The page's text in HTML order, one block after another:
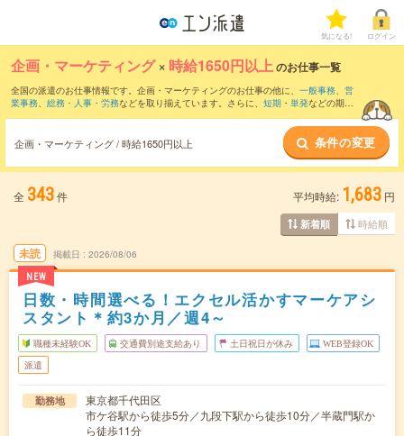
気になる! ログイン
企画・マーケティング × 時給1650円以上のお仕事一覧
全国の派遣のお仕事情報です。企画・マーケティングのお仕事の他に、 一般事務、 営
業事務、 総務・人事・労務などを取り揃えています。さらに、 短期 ・ 単発などの期間
企画・マーケティング / 時給1650円以上 条件の変更
全 343件 平均時給: 1,683 円
新着順 時給順
未読
NEW
掲載日 2026/08/06
日数・時間選べる！エクセル活かすマーケアシ
スタント＊約3か月／週4～
職種未経験OK 交通費別途支給あり 土日祝日が休み WEB登録OK
派遣
勤務地
東京都千代田区
市ケ谷駅から徒歩5分／九段下駅から徒歩10分／半蔵門駅か
ら徒歩11分